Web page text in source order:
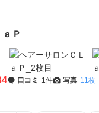
Ｐ
口コミ 1件 写真 11枚